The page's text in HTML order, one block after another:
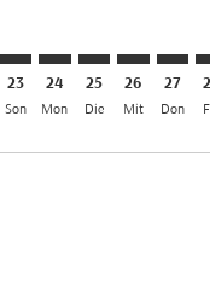
23
Son
24
Mon
25
Die
26
Mit
27
Don